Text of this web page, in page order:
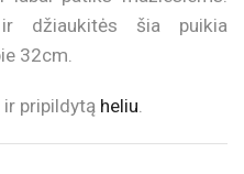
džiaukitės šia puikia
32cm.
pripildytą heliu